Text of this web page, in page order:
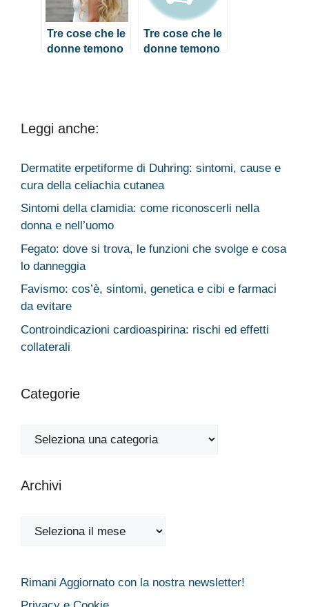
Tre cose che le
donne temono
Tre cose che le
donne temono
Leggi anche:
Dermatite erpetiforme di Duhring: sintomi, cause e
cura della celiachia cutanea
Sintomi della clamidia: come riconoscerli nella
donna e nell’uomo
Fegato: dove si trova, le funzioni che svolge e cosa
lo danneggia
Favismo: cos’è, sintomi, genetica e cibi e farmaci
da evitare
Controindicazioni cardioaspirina: rischi ed effetti
collaterali
Categorie
Categorie
Archivi
Archivi
Rimani Aggiornato con la nostra newsletter!